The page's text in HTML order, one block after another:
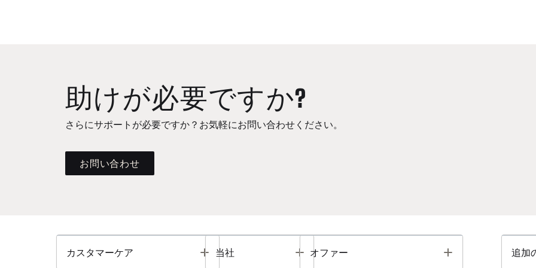
助けが必要ですか?
さらにサポートが必要ですか？お気軽にお問い合わせください。
お問い合わせ
カスタマーケア Toggle
当社 Toggle
オファー Toggle 追加